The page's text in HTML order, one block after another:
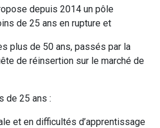
depuis 2014 un pôle
de 25 ans en rupture et
plus de 50 ans, passés par la
de réinsertion sur le marché de
de 25 ans :
et en difficultés d’apprentissage